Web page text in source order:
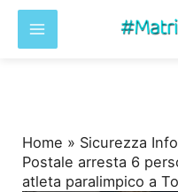
Home » Sicurezza
Postale arresta 6
atleta paralimpico a